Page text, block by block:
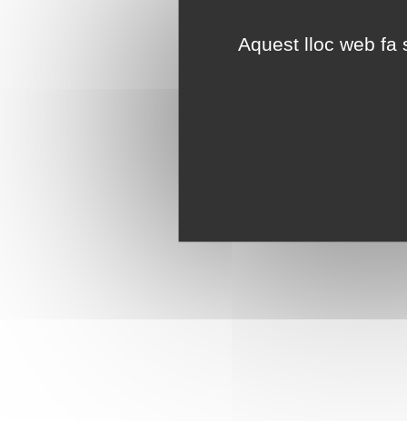
Aquest lloc web fa